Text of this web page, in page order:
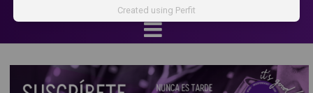
Created using Perfit